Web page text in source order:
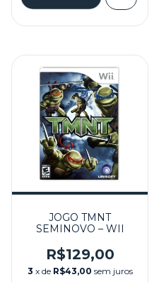
JOGO TMNT
SEMINOVO – WII
R$129,00
3 x de R$43,00 sem juros